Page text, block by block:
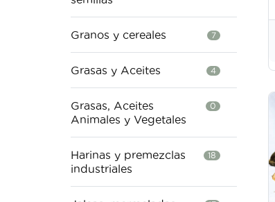
Granos y cereales 7
Grasas y Aceites 4
Grasas, Aceites
Animales y Vegetales
0
Harinas y premezclas
industriales
18